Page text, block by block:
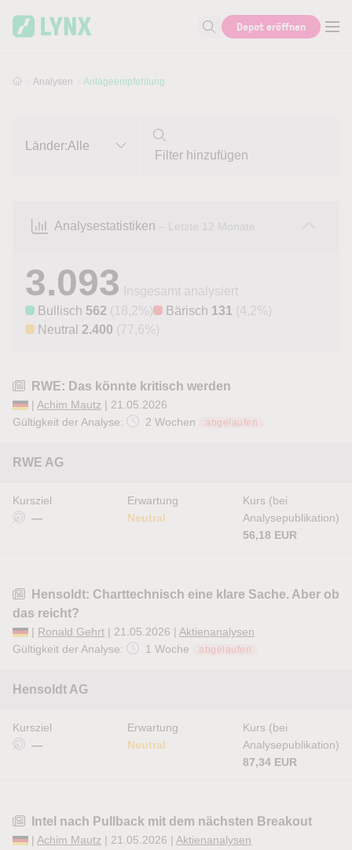
Suche nach Aktie, Autor...
Depot eröffnen
Analysen Anlageempfehlung
Länder:Alle
Analysestatistiken – Letzte 12 Monate
3.093
Insgesamt analysiert
Bullisch 562 (18,2%) Bärisch 131 (4,2%)
Neutral 2.400 (77,6%)
RWE: Das könnte kritisch werden
| Achim Mautz | 21.05.2026
Gültigkeit der Analyse:
2 Wochen abgelaufen
RWE AG
Kursziel
—
Erwartung
Neutral
Kurs (bei
Analysepublikation)
56,18 EUR
Hensoldt: Charttechnisch eine klare Sache. Aber ob
das reicht?
| Ronald Gehrt | 21.05.2026 | Aktienanalysen
Gültigkeit der Analyse:
1 Woche abgelaufen
Hensoldt AG
Kursziel
—
Erwartung
Neutral
Kurs (bei
Analysepublikation)
87,34 EUR
Intel nach Pullback mit dem nächsten Breakout
| Achim Mautz | 21.05.2026 | Aktienanalysen